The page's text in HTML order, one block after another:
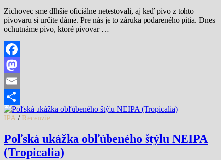
Zichovec sme dlhšie oficiálne netestovali, aj keď pivo z tohto
pivovaru si určite dáme. Pre nás je to záruka podareného pitia. Dnes
ochutnáme pivo, ktoré pivovar …
Facebook
Mastodon
Email
Share
IPA / Recenzie
Poľská ukážka obľúbeného štýlu NEIPA
(Tropicalia)